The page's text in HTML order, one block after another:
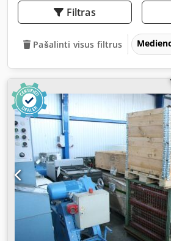
Filtras
Pašalinti visus filtrus